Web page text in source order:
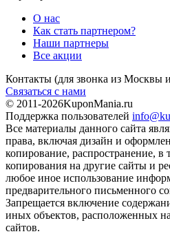
О нас
Как стать партнером?
Наши партнеры
Все акции
Контакты (для звонка из Москвы
Связаться с нами
© 2011-2026KuponMania.ru
Поддержка пользователей
Все материалы данного сайта
права, включая дизайн и
копирование, распространение, в
копирования на другие сайты и
любое иное использование
предварительного письменного
Запрещается включение
иных объектов, расположенных
сайтов.